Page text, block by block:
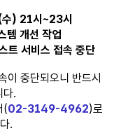
) 21시~23시
템 개선 작업
트 서비스 접속 중단
이 중단되오니 반드시
다.
(02-3149-4962)로
.